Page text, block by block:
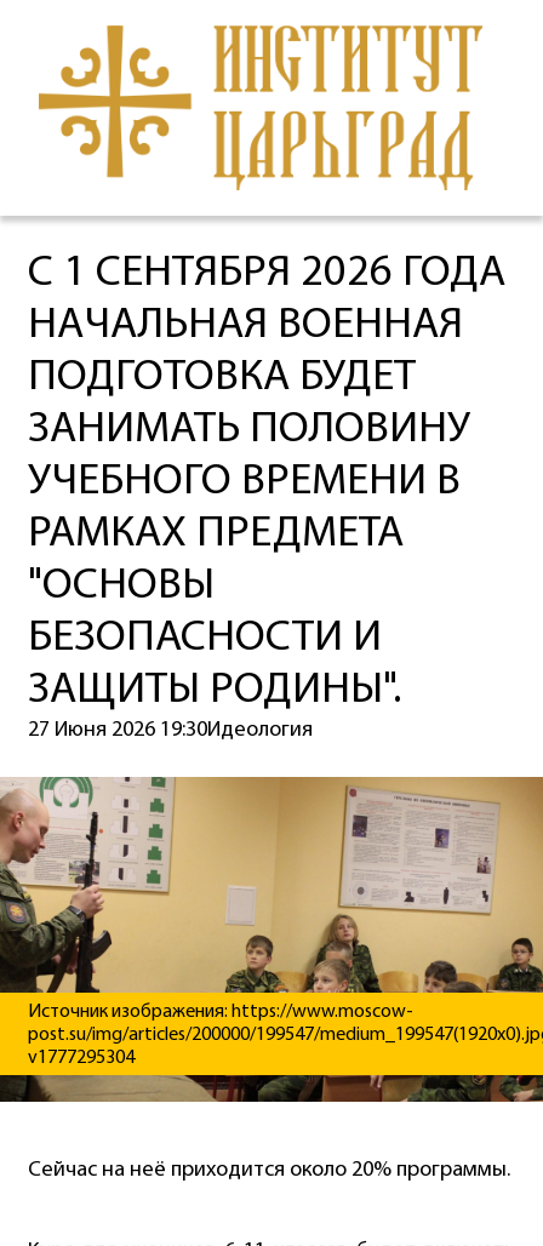
С 1 СЕНТЯБРЯ 2026 ГОДА
НАЧАЛЬНАЯ ВОЕННАЯ
ПОДГОТОВКА БУДЕТ
ЗАНИМАТЬ ПОЛОВИНУ
УЧЕБНОГО ВРЕМЕНИ В
РАМКАХ ПРЕДМЕТА
"ОСНОВЫ
БЕЗОПАСНОСТИ И
ЗАЩИТЫ РОДИНЫ".
27 Июня 2026 19:30Идеология
Источник изображения: https://www.moscow-
post.su/img/articles/200000/199547/
v1777295304
Сейчас на неё приходится около 20% программы.